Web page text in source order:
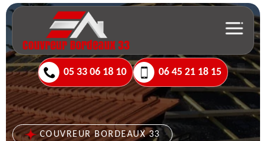
05 33 06 18 10 06 45 21 18 15
COUVREUR BORDEAUX 33